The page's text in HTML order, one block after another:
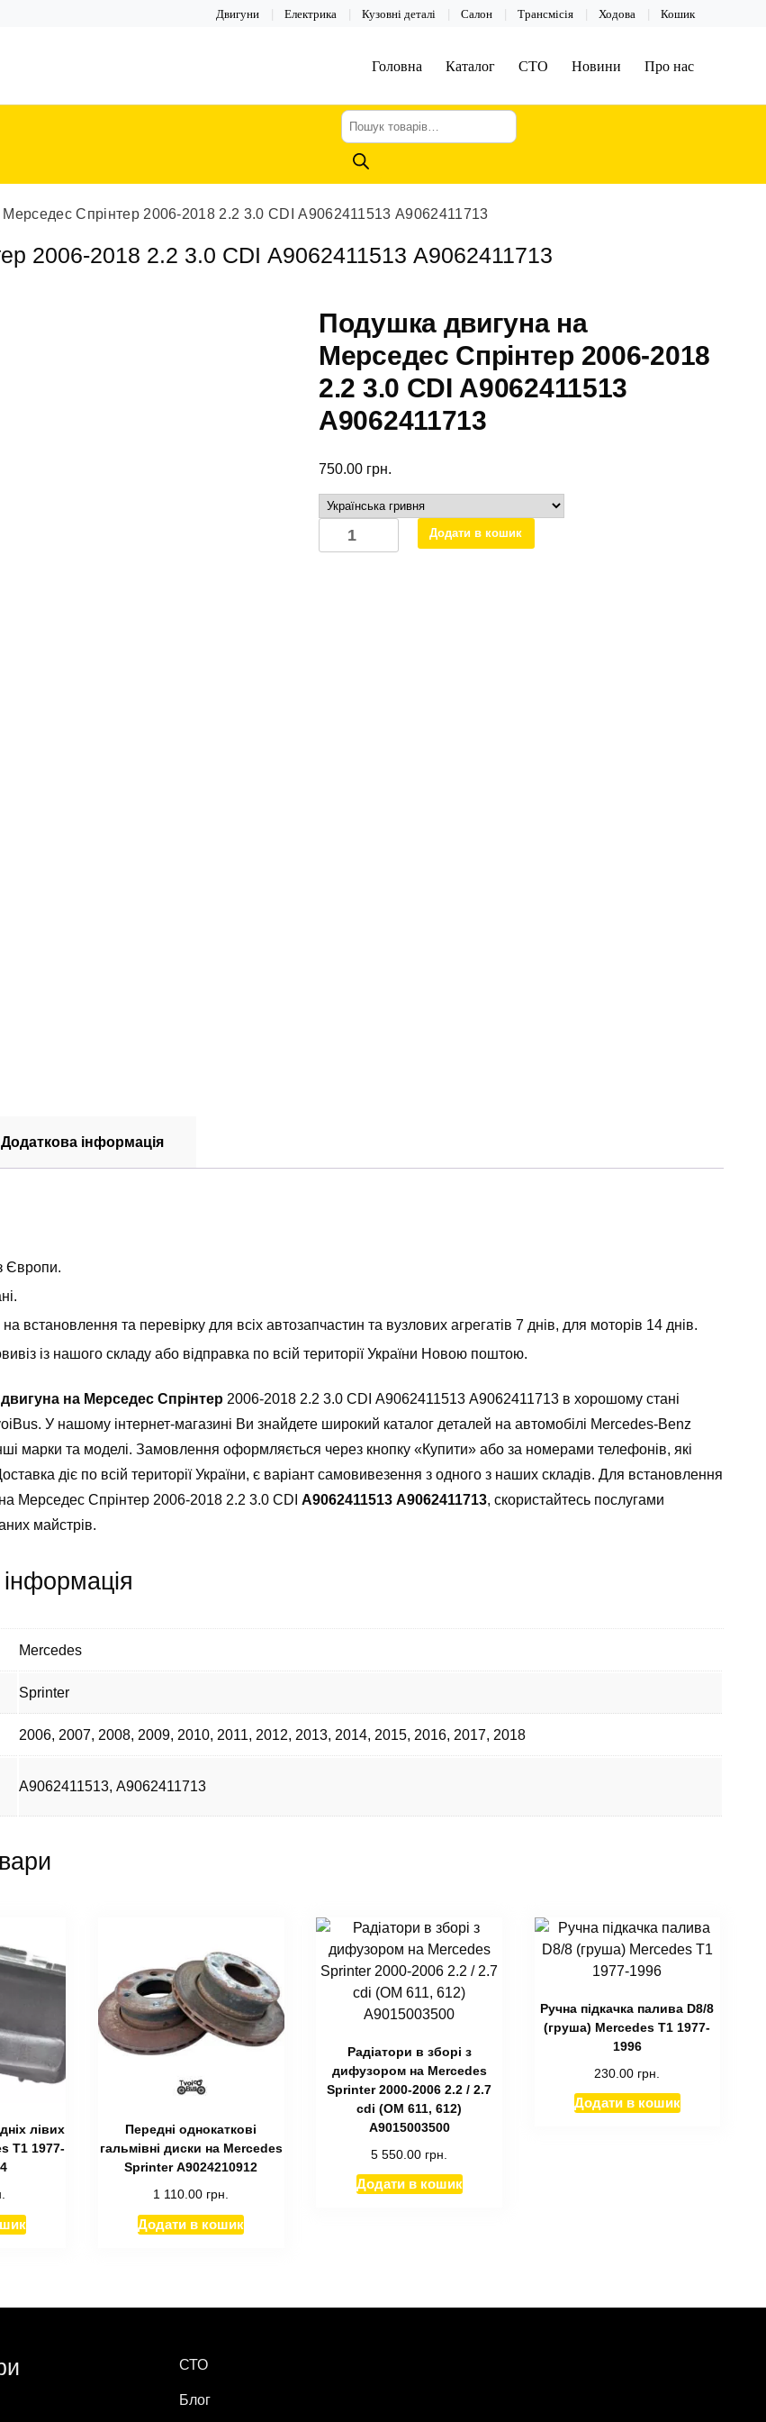
Двигуни Електрика Кузовні деталі Салон Трансмісія Ходова Кошик
Головна Каталог СТО Новини Про нас
Пошук
товарів
Спрінтер 2006-2018 2.2 3.0 CDI А9062411513 А9062411713
2006-2018 2.2 3.0 CDI А9062411513 А9062411713
Подушка двигуна на
Мерседес Спрінтер 2006-2018
2.2 3.0 CDI А9062411513
А9062411713
750.00 грн.
Подушка
двигуна
Додати в кошик
Додаткова інформація
Європи.
встановлення та перевірку для всіх автозапчастин та вузлових агрегатів 7 днів, для моторів 14 днів.
із нашого складу або відправка по всій території України Новою поштою.
на Мерседес Спрінтер 2006-2018 2.2 3.0 CDI А9062411513 А9062411713 в хорошому стані
У нашому інтернет-магазині Ви знайдете широкий каталог деталей на автомобілі Mercedes-Benz
марки та моделі. Замовлення оформляється через кнопку «Купити» або за номерами телефонів, які
діє по всій території України, є варіант самовивезення з одного з наших складів. Для встановлення
Мерседес Спрінтер 2006-2018 2.2 3.0 CDI А9062411513 А9062411713, скористайтесь послугами
майстрів.
Mercedes
Sprinter
2006, 2007, 2008, 2009, 2010, 2011, 2012, 2013, 2014, 2015, 2016, 2017, 2018
А9062411513, А9062411713
лівих
T1 1977-
Передні однокаткові
гальмівні диски на Mercedes
Sprinter А9024210912
1 110.00 грн.
Додати в кошик
Радіатори в зборі з
дифузором на Mercedes
Sprinter 2000-2006 2.2 / 2.7
cdi (ОМ 611, 612)
A9015003500
5 550.00 грн.
Додати в кошик
Ручна підкачка палива D8/8
(груша) Mercedes T1 1977-
1996
230.00 грн.
Додати в кошик
СТО
Блог